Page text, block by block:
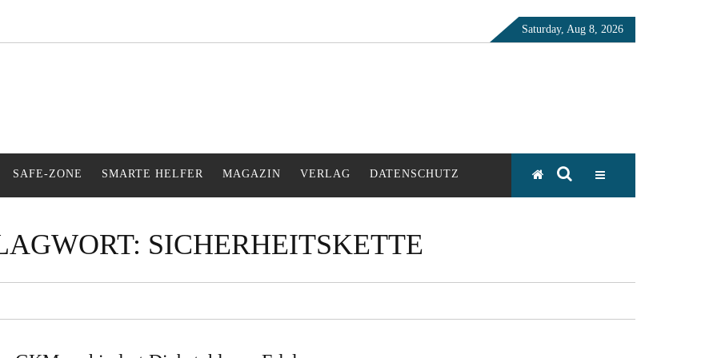
während der Urlaubszeit Saturday, Aug 8, 2026
SAFE-ZONE SMARTE HELFER MAGAZIN VERLAG DATENSCHUTZ
SICHERHEITSKETTE